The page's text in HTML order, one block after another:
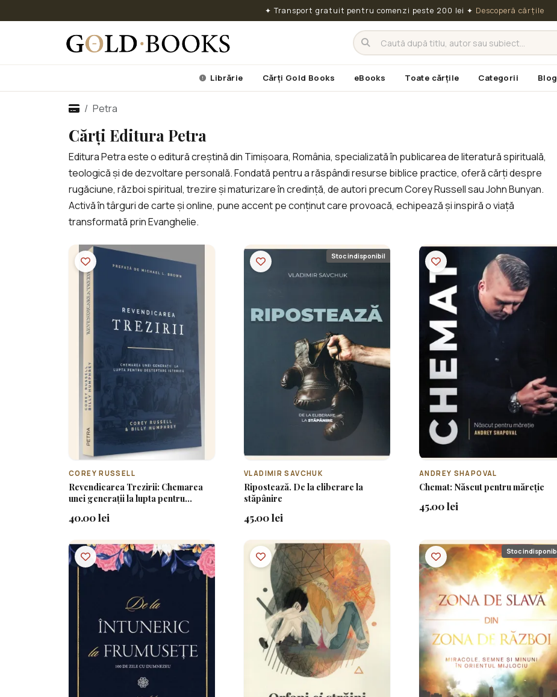
✦ Transport gratuit pentru comenzi peste 200 lei ✦ Descoperă cărțile
Librărie Cărți Gold Books eBooks Toate cărțile Categorii Blog
Petra
Cărți Editura Petra
Editura Petra este o editură creștină din Timișoara, România, specializată în publicarea de literatură spirituală,
teologică și de dezvoltare personală. Fondată pentru a răspândi resurse biblice practice, oferă cărți despre
rugăciune, război spiritual, trezire și maturizare în credință, de autori precum Corey Russell sau John Bunyan.
Activă în târguri de carte și online, pune accent pe conținut care provoacă, echipează și inspiră o viață
transformată prin Evanghelie.
COREY RUSSELL
Revendicarea Trezirii: Chemarea
unei generații la lupta pentru
40.00 lei
Stoc indisponibil
VLADIMIR SAVCHUK
Ripostează. De la eliberare la
stăpânire
45.00 lei
ANDREY SHAPOVAL
Chemat: Născut pentru măreție
45.00 lei
Stoc